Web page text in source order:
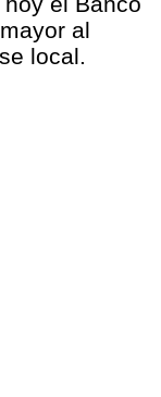
al
local.